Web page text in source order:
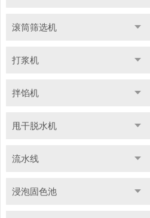
滚筒筛选机
打浆机
拌馅机
甩干脱水机
流水线
浸泡固色池